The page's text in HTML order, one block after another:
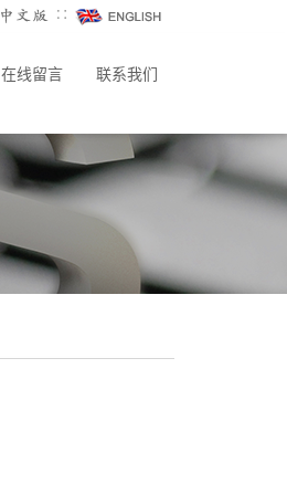
∷
在线留言 联系我们